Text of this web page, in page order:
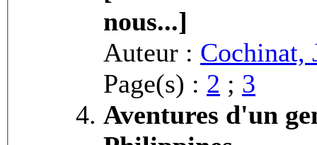
nous...]
Auteur : Cochinat,
Page(s) : 2 ; 3
Aventures d'un